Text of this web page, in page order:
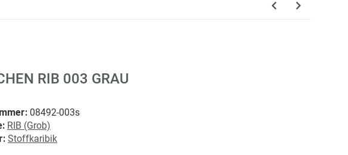
RIB 003 GRAU
08492-003s
RIB (Grob)
Stoffkaribik